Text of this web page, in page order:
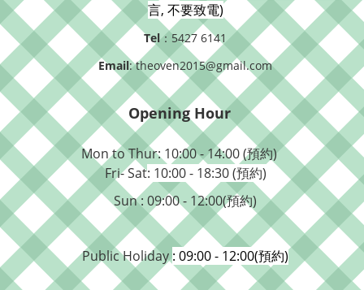
言, 不要致電)
Tel：5427 6141
Email: theoven2015@gmail.com
Opening Hour
Mon to Thur: 10:00 - 14:00 (預約)
Fri- Sat: 10:00 - 18:30 (預約)
Sun : 09:00 - 12:00(預約)
Public Holiday: 09:00 - 12:00(預約)